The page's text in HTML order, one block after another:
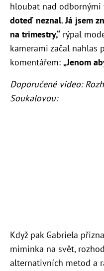
hloubat nad odbornými
doteď neznal. Já jsem
na trimestry,“ rýpal
kamerami začal nahlas
komentářem: „Jenom
Doporučené video:
Soukalovou:
Když pak Gabriela
miminka na svět,
alternativních metod a